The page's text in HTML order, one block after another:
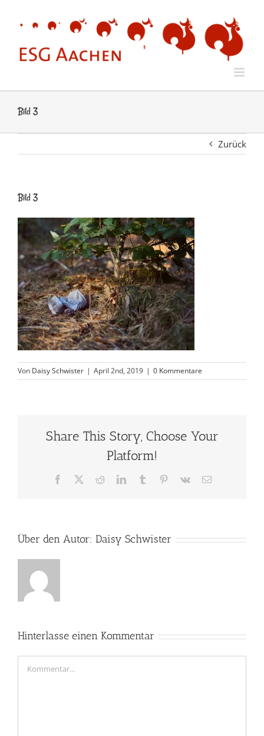
springen
Bild 3
Zurück
Bild 3
Von Daisy Schwister | April 2nd, 2019 | 0 Kommentare
Share This Story, Choose Your
Platform!
Facebook RedditLinkedInTumblr Pinterest
Vk
E-
Über den Autor: Daisy Schwister
Hinterlasse einen Kommentar